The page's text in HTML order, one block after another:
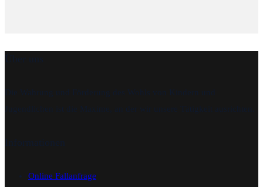
Online Fallanfrage